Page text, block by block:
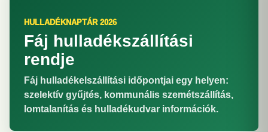
HULLADÉKNAPTÁR 2026
Fáj hulladékszállítási
rendje
Fáj hulladékelszállítási időpontjai egy helyen:
szelektív gyűjtés, kommunális szemétszállítás,
lomtalanítás és hulladékudvar információk.